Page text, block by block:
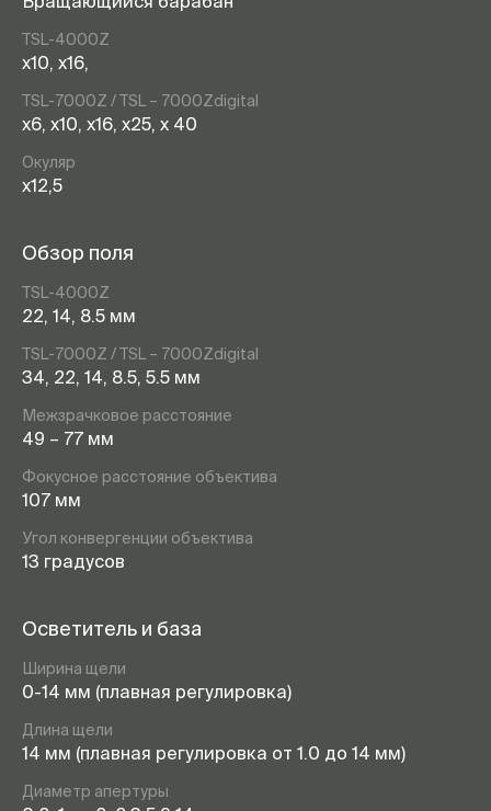
TSL-4000Z
x10, x16,
TSL-7000Z / TSL – 7000Zdigital
x6, x10, x16, x25, x 40
Окуляр
х12,5
Обзор поля
TSL-4000Z
22, 14, 8.5 мм
TSL-7000Z / TSL – 7000Zdigital
34, 22, 14, 8.5, 5.5 мм
Межзрачковое расстояние
49 – 77 мм
Фокусное расстояние объектива
107 мм
Угол конвергенции объектива
13 градусов
Осветитель и база
Ширина щели
0-14 мм (плавная регулировка)
Длина щели
14 мм (плавная регулировка от 1.0 до 14 мм)
Диаметр апертуры